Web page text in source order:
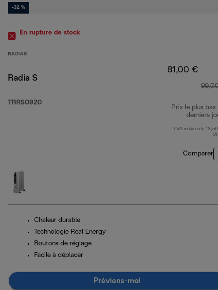
-32 %
En rupture de stock
RADIAS
Radia S
TRRS0920
81,00 €
Prix le plus bas
derniers
TVA incluse de
Comparer
Chaleur durable
Technologie Real Energy
Boutons de réglage
Facile à déplacer
Préviens-moi